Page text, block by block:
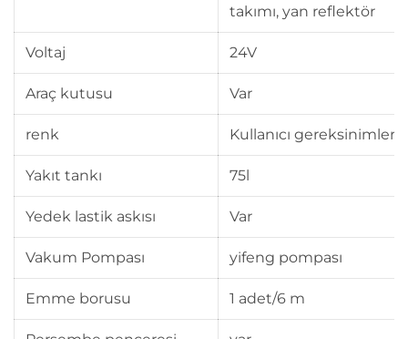
takımı, yan reflektör
Voltaj 24V
Araç kutusu Var
renk Kullanıcı
Yakıt tankı 75l
Yedek lastik askısı Var
Vakum Pompası yifeng pompası
Emme borusu 1 adet/6 m